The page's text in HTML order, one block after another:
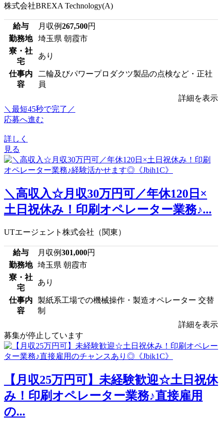
株式会社BREXA Technology(A)
給与 月収例267,500円
勤務地
埼玉県 朝霞市
寮・社
宅
あり
仕事内
容
二輪及びパワープロダクツ製品の点検など・正社
員
詳細を表示
＼最短45秒で完了／
応募へ進む
詳しく
見る
＼高収入☆月収30万円可／年休120日×
土日祝休み！印刷オペレーター業務♪...
UTエージェント株式会社（関東）
給与 月収例301,000円
勤務地
埼玉県 朝霞市
寮・社
宅
あり
仕事内
容
製紙系工場での機械操作・製造オペレーター 交替
制
詳細を表示
募集が停止しています
【月収25万円可】未経験歓迎☆土日祝休
み！印刷オペレーター業務♪直接雇用
の...